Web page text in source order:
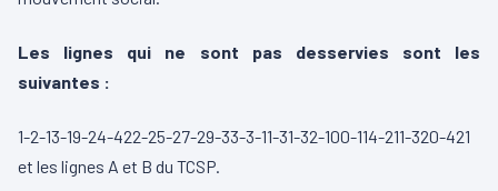
Les lignes qui ne sont pas desservies sont les
suivantes :
1-2-13-19-24-422-25-27-29-33-3-11-31-32-100-114-211-320-421
et les lignes A et B du TCSP.